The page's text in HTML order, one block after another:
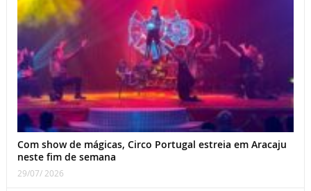
Com show de mágicas, Circo Portugal estreia em Aracaju
neste fim de semana
29/07/ 2026